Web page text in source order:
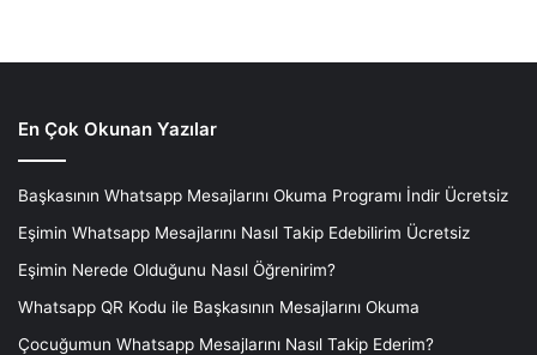
En Çok Okunan Yazılar
Başkasının Whatsapp Mesajlarını Okuma Programı İndir Ücretsiz
Eşimin Whatsapp Mesajlarını Nasıl Takip Edebilirim Ücretsiz
Eşimin Nerede Olduğunu Nasıl Öğrenirim?
Whatsapp QR Kodu ile Başkasının Mesajlarını Okuma
Çocuğumun Whatsapp Mesajlarını Nasıl Takip Ederim?